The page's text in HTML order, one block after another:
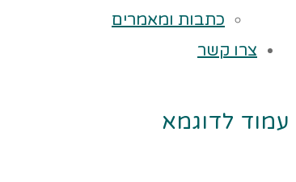
כתבות ומאמרים
צרו קשר
עמוד לדוגמא